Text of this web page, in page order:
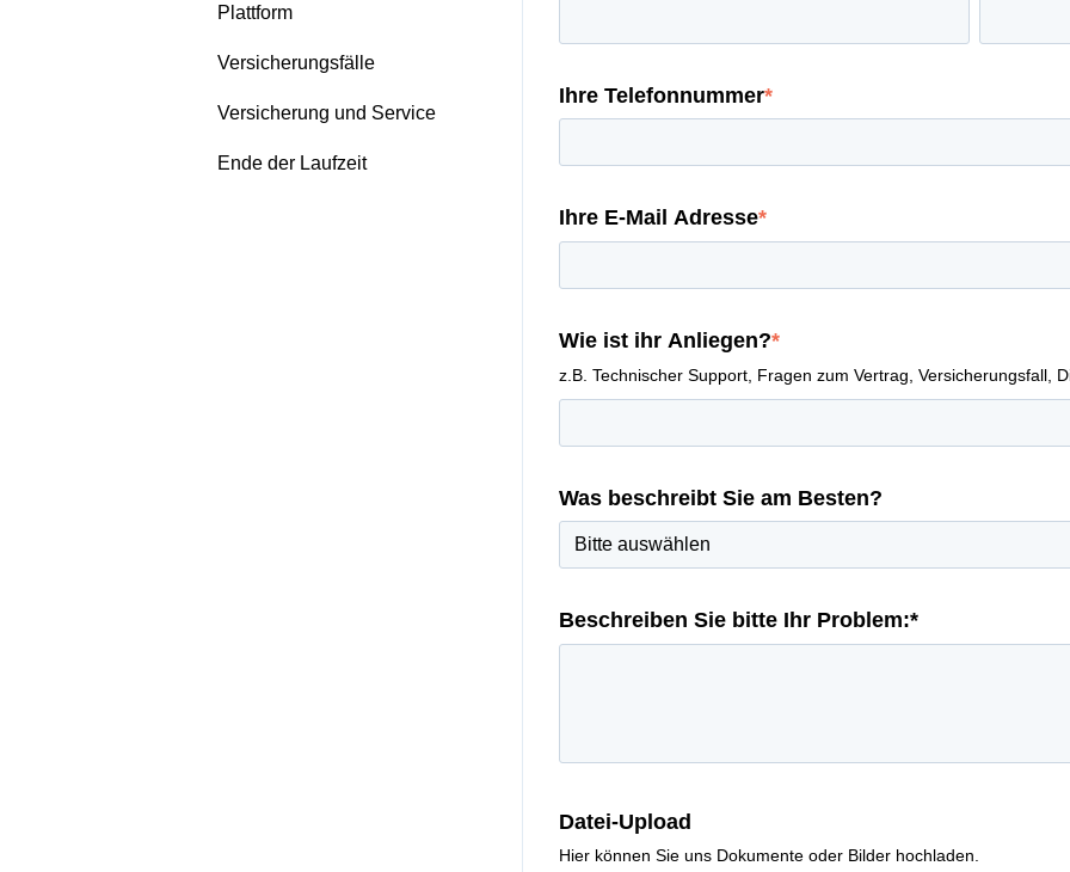
Ihre Telefonnummer*
Ihre E-Mail Adresse*
Wie ist ihr Anliegen?*
z.B. Technischer Support, Fragen zum Vertrag, Versicherungsfall,
Was beschreibt Sie am Besten?
Beschreiben Sie bitte Ihr Problem:*
Datei-Upload
Hier können Sie uns Dokumente oder Bilder hochladen.
Plattform
Versicherungsfälle
Versicherung und Service
Ende der Laufzeit